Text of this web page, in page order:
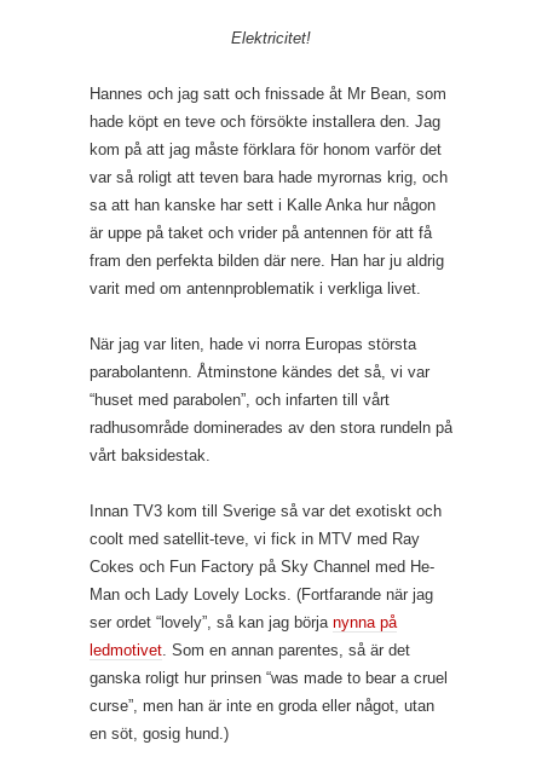
Elektricitet!
Hannes och jag satt och fnissade åt Mr Bean, som
hade köpt en teve och försökte installera den. Jag
kom på att jag måste förklara för honom varför det
var så roligt att teven bara hade myrornas krig, och
sa att han kanske har sett i Kalle Anka hur någon
är uppe på taket och vrider på antennen för att få
fram den perfekta bilden där nere. Han har ju aldrig
varit med om antennproblematik i verkliga livet.
När jag var liten, hade vi norra Europas största
parabolantenn. Åtminstone kändes det så, vi var
“huset med parabolen”, och infarten till vårt
radhusområde dominerades av den stora rundeln på
vårt baksidestak.
Innan TV3 kom till Sverige så var det exotiskt och
coolt med satellit-teve, vi fick in MTV med Ray
Cokes och Fun Factory på Sky Channel med He-
Man och Lady Lovely Locks. (Fortfarande när jag
ser ordet “lovely”, så kan jag börja nynna på
ledmotivet . Som en annan parentes, så är det
ganska roligt hur prinsen “was made to bear a cruel
curse”, men han är inte en groda eller något, utan
en söt, gosig hund.)